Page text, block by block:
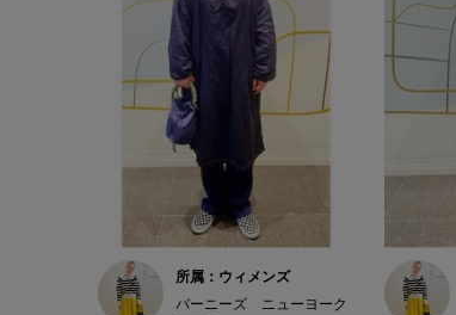
所属：ウィメンズ
バーニーズ ニューヨーク